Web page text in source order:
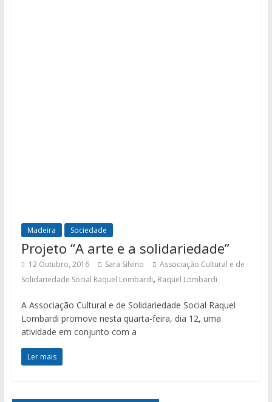
Madeira Sociedade
Projeto “A arte e a solidariedade”
12 Outubro, 2016 Sara Silvino
Associação Cultural e de
Solidariedade Social Raquel Lombardi, Raquel Lombardi
A Associação Cultural e de Solidariedade Social Raquel
Lombardi promove nesta quarta-feira, dia 12, uma
atividade em conjunto com a
Ler mais